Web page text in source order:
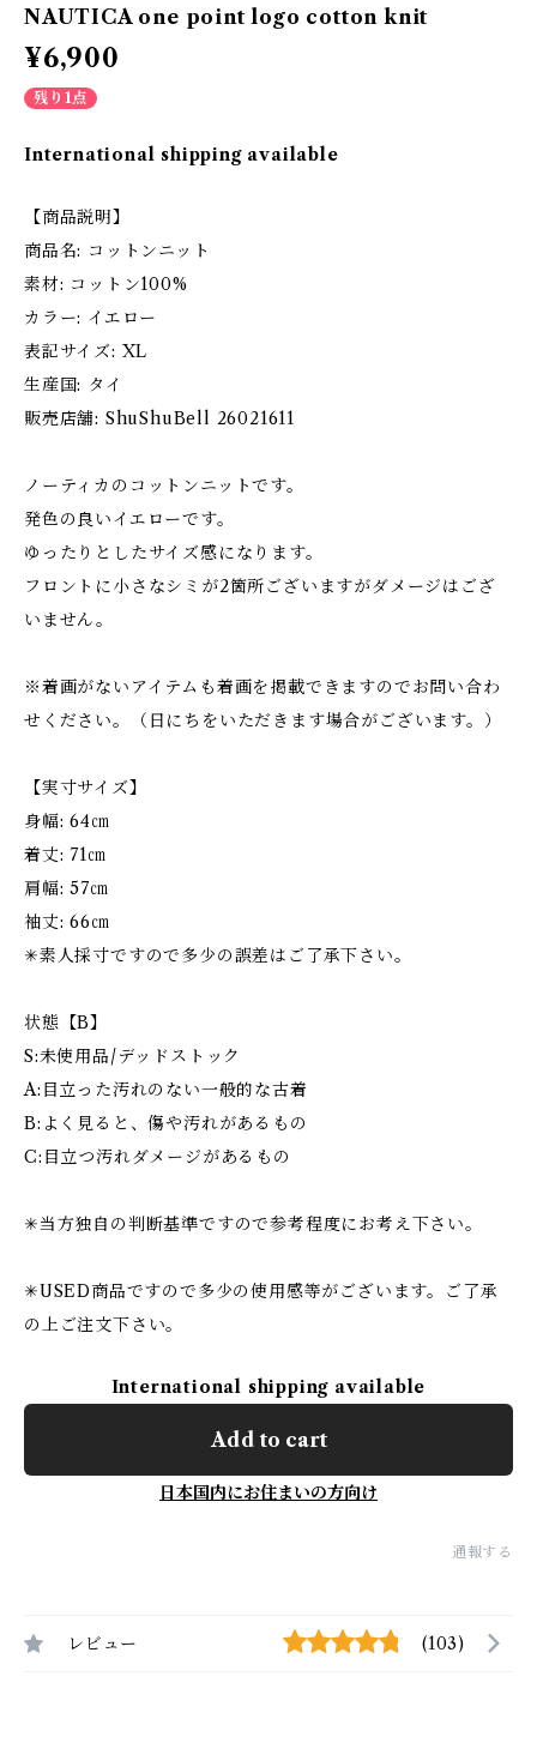
NAUTICA one point logo cotton knit
¥6,900
残り1点
International shipping available
【商品説明】
商品名: コットンニット
素材: コットン100%
カラー: イエロー
表記サイズ: XL
生産国: タイ
販売店舗: ShuShuBell 26021611
ノーティカのコットンニットです。
発色の良いイエローです。
ゆったりとしたサイズ感になります。
フロントに小さなシミが2箇所ございますがダメージはござ
いません。
※着画がないアイテムも着画を掲載できますのでお問い合わ
せください。（日にちをいただきます場合がございます。）
【実寸サイズ】
身幅: 64㎝
着丈: 71㎝
肩幅: 57㎝
袖丈: 66㎝
✳︎素人採寸ですので多少の誤差はご了承下さい。
状態【B】
S:未使用品/デッドストック
A:目立った汚れのない一般的な古着
B:よく見ると、傷や汚れがあるもの
C:目立つ汚れダメージがあるもの
✳︎当方独自の判断基準ですので参考程度にお考え下さい。
✳︎USED商品ですので多少の使用感等がございます。ご了承
の上ご注文下さい。
International shipping available
Add to cart
日本国内にお住まいの方向け
通報する
レビュー (103)